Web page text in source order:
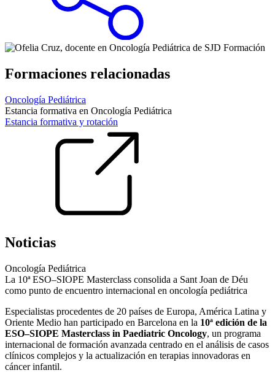
Formaciones relacionadas
Oncología Pediátrica
Estancia formativa en Oncología Pediátrica
Estancia formativa y rotación
Noticias
Oncología Pediátrica
La 10ª ESO–SIOPE Masterclass consolida a Sant Joan de Déu
como punto de encuentro internacional en oncología pediátrica
Especialistas procedentes de 20 países de Europa, América Latina y
Oriente Medio han participado en Barcelona en la 10ª edición de la
ESO–SIOPE Masterclass in Paediatric Oncology, un programa
internacional de formación avanzada centrado en el análisis de casos
clínicos complejos y la actualización en terapias innovadoras en
cáncer infantil.